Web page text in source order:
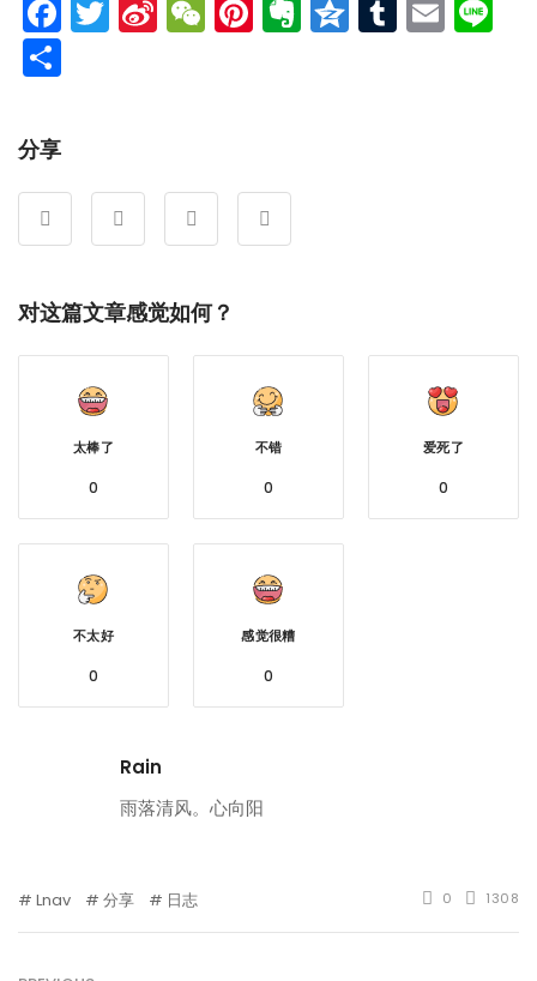
Facebook
Twitter
Sina
Weibo
WeChat
Pinterest
Evernote
Qzone
Tumblr
分享
对这篇文章感觉如何？
太棒了
0
不错
0
爱死了
0
不太好
0
感觉很糟
0
Rain
雨落清风。心向阳
Lnav 分享 日志 0 1308